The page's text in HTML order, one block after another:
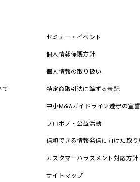
て
セミナー・イベント
個人情報保護方針
個人情報の取り扱い
特定商取引法に準ずる表記
中小M&Aガイドライン遵守の宣誓
プロボノ・公益活動
信頼できる情報発信に向けた取り
カスタマーハラスメント対応方針
サイトマップ